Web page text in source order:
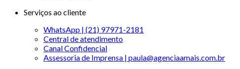
Serviços ao cliente
WhatsApp | (21) 97971-2181
Central de atendimento
Canal Confidencial
Assessoria de Imprensa | paula@agenciaamais.com.br